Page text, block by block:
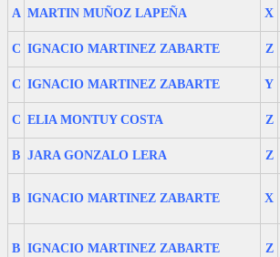
A MARTIN MUÑOZ LAPEÑA X
C IGNACIO MARTINEZ ZABARTE Z
C IGNACIO MARTINEZ ZABARTE Y
C ELIA MONTUY COSTA Z
B JARA GONZALO LERA Z
B IGNACIO MARTINEZ ZABARTE X
B IGNACIO MARTINEZ ZABARTE Z